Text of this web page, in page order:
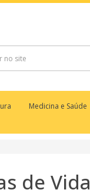
Medicina e Saúde
de Vida